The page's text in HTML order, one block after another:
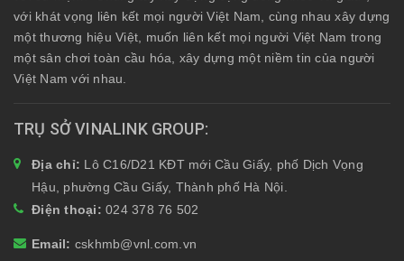
với khát vọng liên kết mọi người Việt Nam, cùng nhau xây dựng
một thương hiệu Việt, muốn liên kết mọi người Việt Nam trong
một sân chơi toàn cầu hóa, xây dựng một niềm tin của người
Việt Nam với nhau.
TRỤ SỞ VINALINK GROUP
Địa chỉ: Lô C16/D21 KĐT mới Cầu Giấy, phố Dịch Vọng
Hậu, phường Cầu Giấy, Thành phố Hà Nội.
Điện thoại: 024 378 76 502
Email: cskhmb@vnl.com.vn